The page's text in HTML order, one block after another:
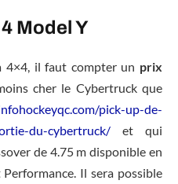
Model Y
4×4, il faut compter un prix
cher le Cybertruck que
pick-up-de-
du-cybertruck/ et qui
de 4.75 m disponible en
Il sera possible